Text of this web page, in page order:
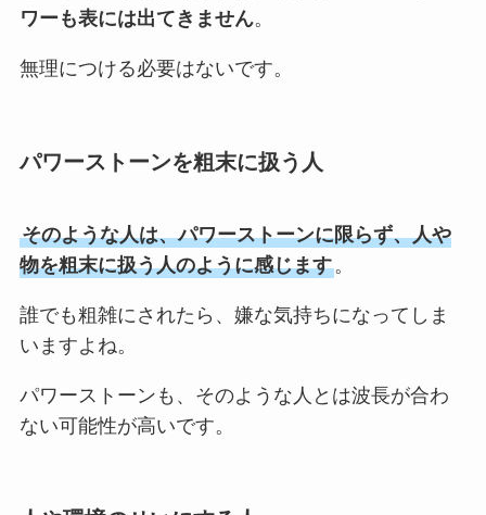
ワーも表には出てきません。
無理につける必要はないです。
パワーストーンを粗末に扱う人
そのような人は、パワーストーンに限らず、人や
物を粗末に扱う人のように感じます。
誰でも粗雑にされたら、嫌な気持ちになってしま
いますよね。
パワーストーンも、そのような人とは波長が合わ
ない可能性が高いです。